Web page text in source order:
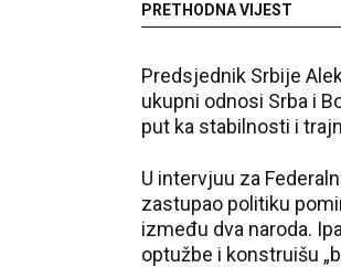
PRETHODNA VIJEST
Predsjednik Srbije
ukupni odnosi Srba i
put ka stabilnosti i
U intervjuu za
zastupao politiku
između dva naroda.
optužbe i konstruišu